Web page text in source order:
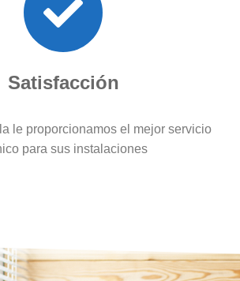
Satisfacción
le proporcionamos el mejor servicio
para sus instalaciones